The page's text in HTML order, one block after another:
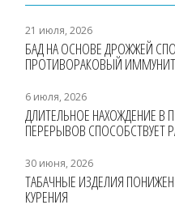
21 июля, 2026
БАД НА ОСНОВЕ ДРОЖЖЕЙ
ПРОТИВОРАКОВЫЙ
6 июля, 2026
ДЛИТЕЛЬНОЕ НАХОЖДЕНИЕ В
ПЕРЕРЫВОВ СПОСОБСТВУЕТ
30 июня, 2026
ТАБАЧНЫЕ ИЗДЕЛИЯ
КУРЕНИЯ